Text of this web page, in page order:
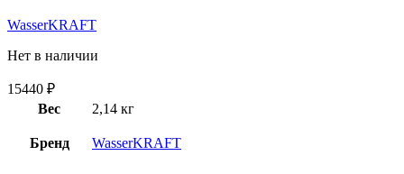
WasserKRAFT
Нет в наличии
15440 ₽
Вес
2,14 кг
Бренд WasserKRAFT